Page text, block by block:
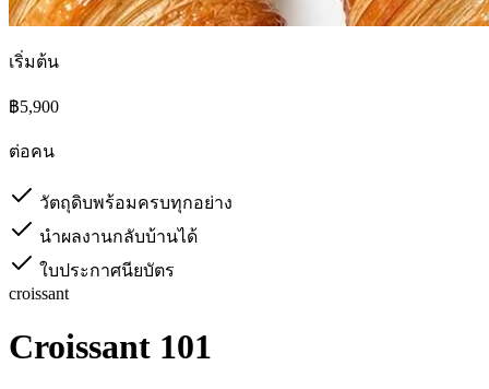
เริ่มต้น
฿5,900
ต่อคน
วัตถุดิบพร้อมครบทุกอย่าง
นำผลงานกลับบ้านได้
ใบประกาศนียบัตร
croissant
Croissant 101